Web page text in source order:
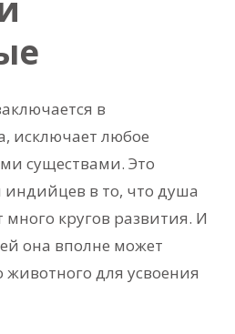
в
исключает любое
существами. Это
индийцев в то, что душа
много кругов развития. И
она вполне может
животного для усвоения